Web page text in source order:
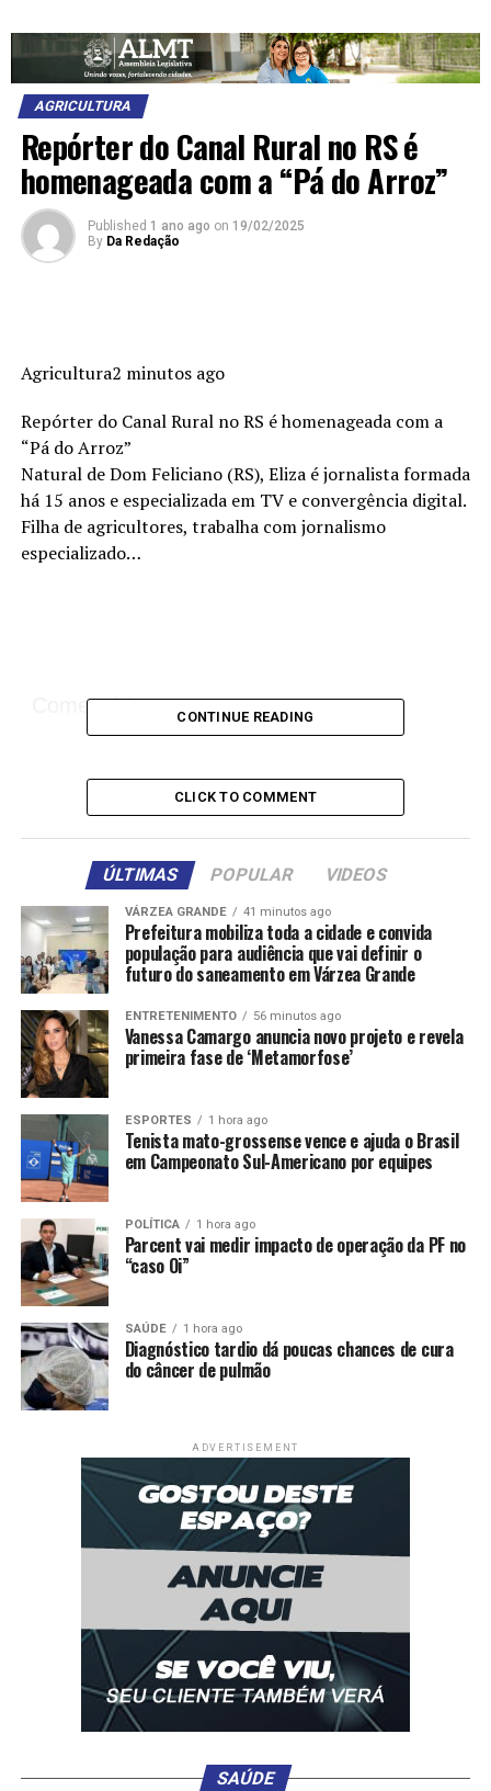
AGRICULTURA
Repórter do Canal Rural no RS é
homenageada com a “Pá do Arroz”
Published 1 ano ago on 19/02/2025
By Da Redação
Agricultura2 minutos ago
Repórter do Canal Rural no RS é homenageada com a
“Pá do Arroz”
Natural de Dom Feliciano (RS), Eliza é jornalista formada
há 15 anos e especializada em TV e convergência digital.
Filha de agricultores, trabalha com jornalismo
especializado…
Comentários
HOMENAGEADA PÁ REPÓRTER
impulsionam a balança comercial
DON'T MISS
Governo inicia compra para o Programa de Aquisição de
Alimentos
CONTINUE READING
CLICK TO COMMENT
ÚLTIMAS POPULAR VIDEOS
VÁRZEA GRANDE 41 minutos ago
Prefeitura mobiliza toda a cidade e convida
população para audiência que vai definir o
futuro do saneamento em Várzea Grande
ENTRETENIMENTO 56 minutos ago
Vanessa Camargo anuncia novo projeto e revela
primeira fase de ‘Metamorfose’
ESPORTES 1 hora ago
Tenista mato-grossense vence e ajuda o Brasil
em Campeonato Sul-Americano por equipes
POLÍTICA 1 hora ago
Parcent vai medir impacto de operação da PF no
“caso Oi”
SAÚDE 1 hora ago
Diagnóstico tardio dá poucas chances de cura
do câncer de pulmão
ADVERTISEMENT
SAÚDE